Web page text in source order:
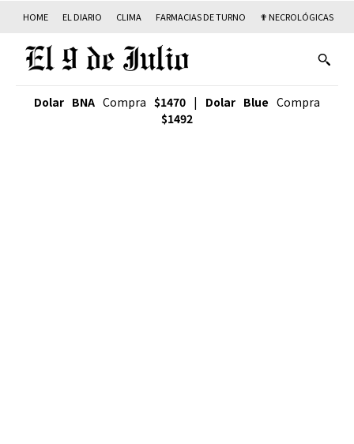
HOME EL DIARIO CLIMA FARMACIAS DE TURNO ✟ NECROLÓGICAS
Dolar BNA Compra $1470 | Dolar Blue Compra
$1492